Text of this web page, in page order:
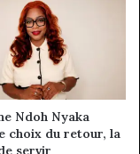
Ndoh Nyaka
choix du retour, la
servir